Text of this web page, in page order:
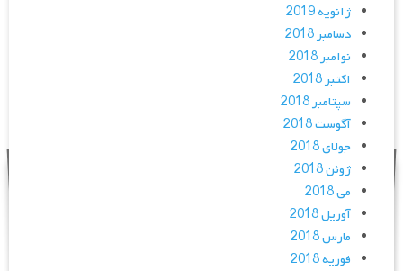
ژانویه 2019
دسامبر 2018
نوامبر 2018
اکتبر 2018
سپتامبر 2018
آگوست 2018
جولای 2018
ژوئن 2018
می 2018
آوریل 2018
مارس 2018
فوریه 2018